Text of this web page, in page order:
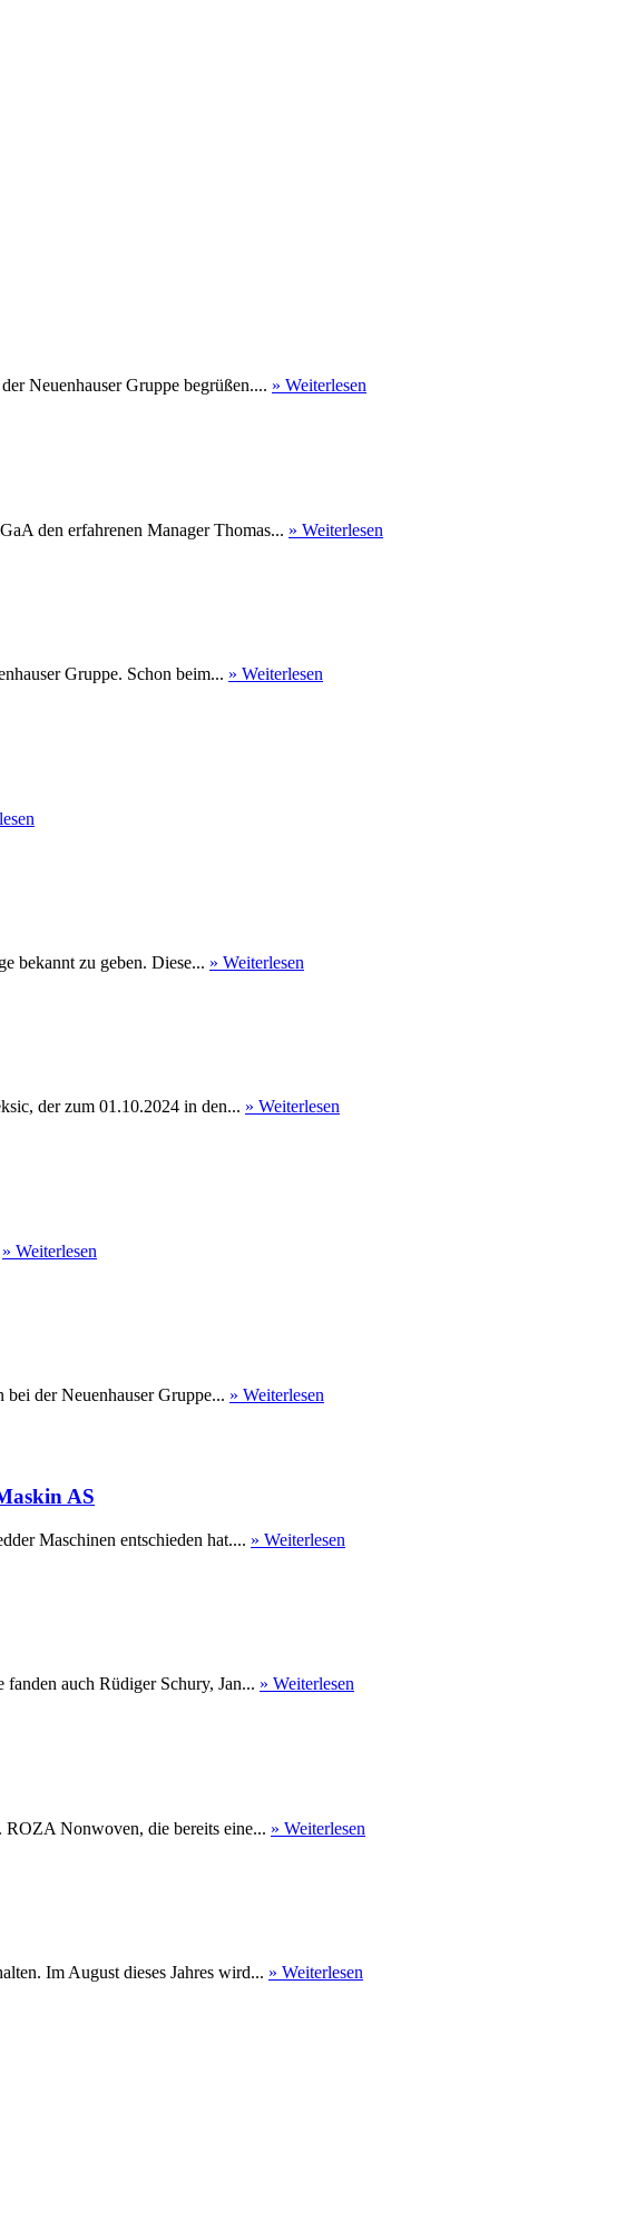
Neuenhauser Gruppe begrüßen.... » Weiterlesen
den erfahrenen Manager Thomas... » Weiterlesen
Gruppe. Schon beim... » Weiterlesen
bekannt zu geben. Diese... » Weiterlesen
der zum 01.10.2024 in den... » Weiterlesen
» Weiterlesen
der Neuenhauser Gruppe... » Weiterlesen
AS
Maschinen entschieden hat.... » Weiterlesen
auch Rüdiger Schury, Jan... » Weiterlesen
ROZA Nonwoven, die bereits eine... » Weiterlesen
Im August dieses Jahres wird... » Weiterlesen